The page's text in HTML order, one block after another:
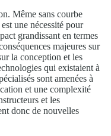
Même sans courbe
une nécessité pour
grandissant en termes
majeures sur
la conception et les
qui existaient à
sont amenées à
et une complexité
et les
donc de nouvelles